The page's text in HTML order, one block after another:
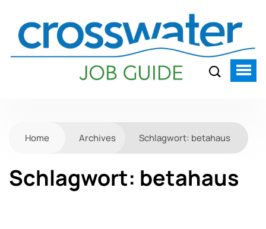
Home Archives Schlagwort: betahaus
Schlagwort: betahaus